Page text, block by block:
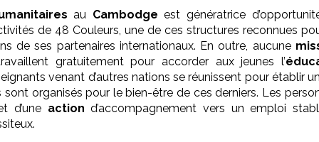
au Cambodge est génératrice
de 48 Couleurs, une de ces structures reconnues
de ses partenaires internationaux. En outre, aucune
gratuitement pour accorder aux jeunes l’
venant d’autres nations se réunissent pour établir
organisés pour le bien-être de ces derniers. Les
d’une action d’accompagnement vers un emploi